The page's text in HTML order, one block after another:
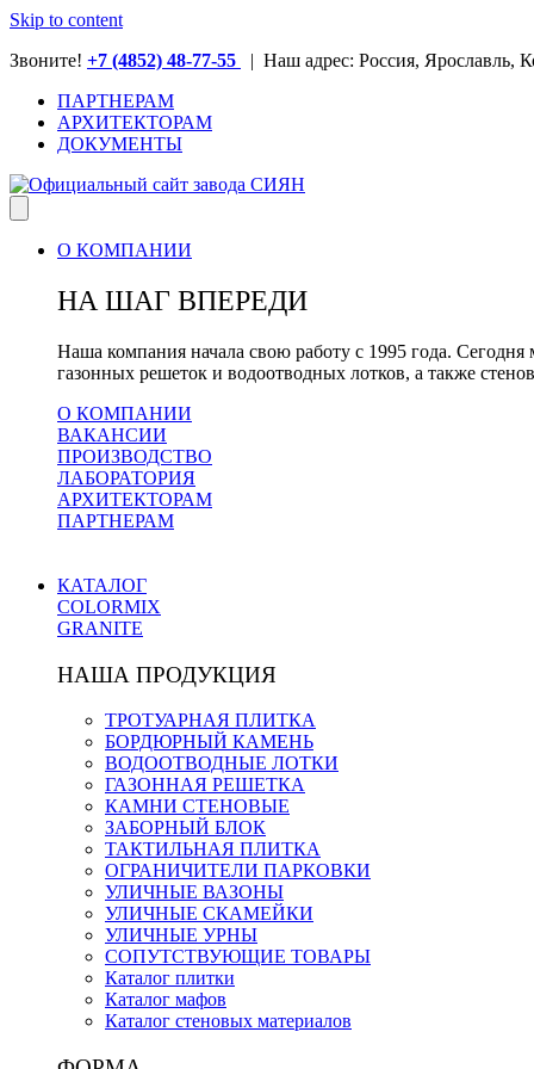
Skip to content
Звоните! +7 (4852) 48-77-55
| Наш адрес: Россия, Ярославль,
ПАРТНЕРАМ
АРХИТЕКТОРАМ
ДОКУМЕНТЫ
О КОМПАНИИ
НА ШАГ ВПЕРЕДИ
Наша компания начала свою работу с 1995 года.
газонных решеток и водоотводных лотков, а также
О КОМПАНИИ
ВАКАНСИИ
ПРОИЗВОДСТВО
ЛАБОРАТОРИЯ
АРХИТЕКТОРАМ
ПАРТНЕРАМ
КАТАЛОГ
COLORMIX
GRANITE
НАША ПРОДУКЦИЯ
ТРОТУАРНАЯ ПЛИТКА
БОРДЮРНЫЙ КАМЕНЬ
ВОДООТВОДНЫЕ ЛОТКИ
ГАЗОННАЯ РЕШЕТКА
КАМНИ СТЕНОВЫЕ
ЗАБОРНЫЙ БЛОК
ТАКТИЛЬНАЯ ПЛИТКА
ОГРАНИЧИТЕЛИ ПАРКОВКИ
УЛИЧНЫЕ ВАЗОНЫ
УЛИЧНЫЕ СКАМЕЙКИ
УЛИЧНЫЕ УРНЫ
СОПУТСТВУЮЩИЕ ТОВАРЫ
Каталог плитки
Каталог мафов
Каталог стеновых материалов